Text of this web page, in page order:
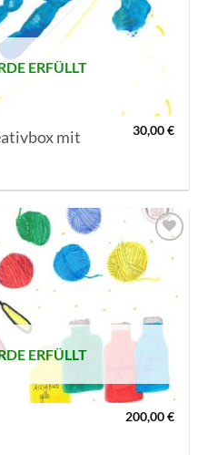
ERFÜLLT
mit
30,00€
AUF MEINE
MERKLISTE
SETZEN
ERFÜLLT
200,00€